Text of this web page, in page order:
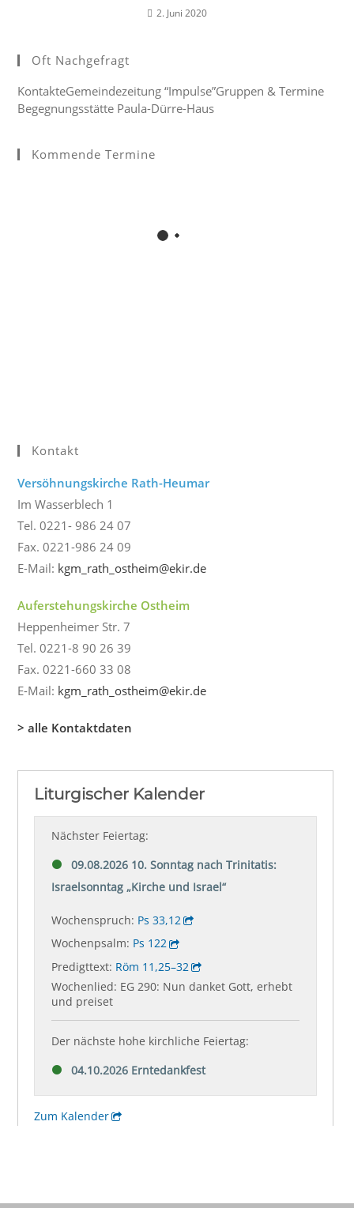
2. Juni 2020
Oft Nachgefragt
KontakteGemeindezeitung “Impulse”Gruppen & Termine
Begegnungsstätte Paula-Dürre-Haus
Kommende Termine
Kontakt
Versöhnungskirche Rath-Heumar
Im Wasserblech 1
Tel. 0221- 986 24 07
Fax. 0221-986 24 09
E-Mail: kgm_rath_ostheim@ekir.de
Auferstehungskirche Ostheim
Heppenheimer Str. 7
Tel. 0221-8 90 26 39
Fax. 0221-660 33 08
E-Mail: kgm_rath_ostheim@ekir.de
> alle Kontaktdaten